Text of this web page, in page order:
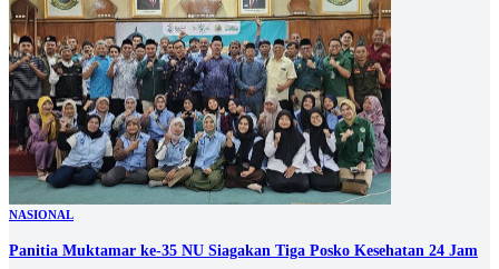
NASIONAL
Panitia Muktamar ke-35 NU Siagakan Tiga Posko Kesehatan 24 Jam